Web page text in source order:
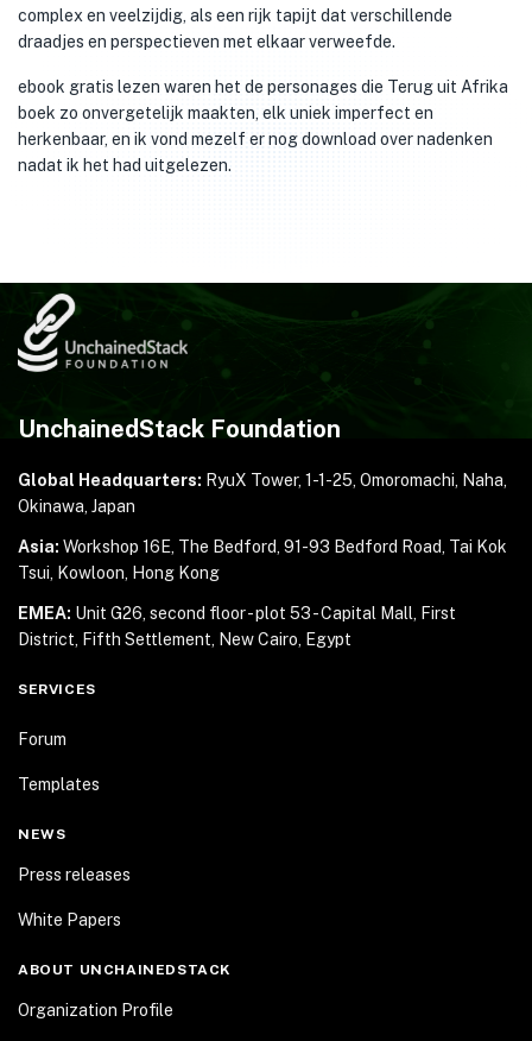
complex en veelzijdig, als een rijk tapijt dat verschillende
draadjes en perspectieven met elkaar verweefde.
ebook gratis lezen waren het de personages die Terug uit Afrika
boek zo onvergetelijk maakten, elk uniek imperfect en
herkenbaar, en ik vond mezelf er nog download over nadenken
nadat ik het had uitgelezen.
UnchainedStack Foundation
Global Headquarters: RyuX Tower, 1-1-25, Omoromachi, Naha,
Okinawa, Japan
Asia: Workshop 16E, The Bedford, 91-93 Bedford Road, Tai Kok
Tsui, Kowloon, Hong Kong
EMEA: Unit G26, second floor - plot 53 - Capital Mall,
First
District, Fifth Settlement, New Cairo, Egypt
SERVICES
Forum
Templates
NEWS
Press releases
White Papers
ABOUT UNCHAINEDSTACK
Organization Profile